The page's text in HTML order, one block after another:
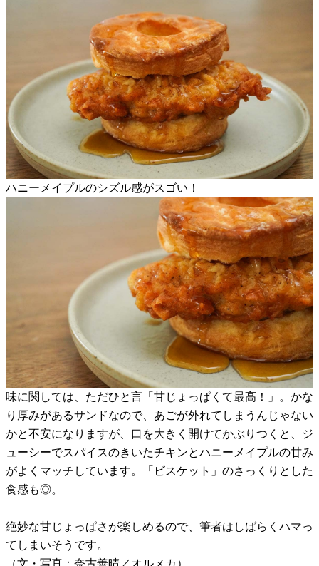
ハニーメイプルのシズル感がスゴい！
味に関しては、ただひと言「甘じょっぱくて最高！」。かな
り厚みがあるサンドなので、あごが外れてしまうんじゃない
かと不安になりますが、口を大きく開けてかぶりつくと、ジ
ューシーでスパイスのきいたチキンとハニーメイプルの甘み
がよくマッチしています。「ビスケット」のさっくりとした
食感も◎。
絶妙な甘じょっぱさが楽しめるので、筆者はしばらくハマっ
てしまいそうです。
（文・写真：奈古善晴／オルメカ）